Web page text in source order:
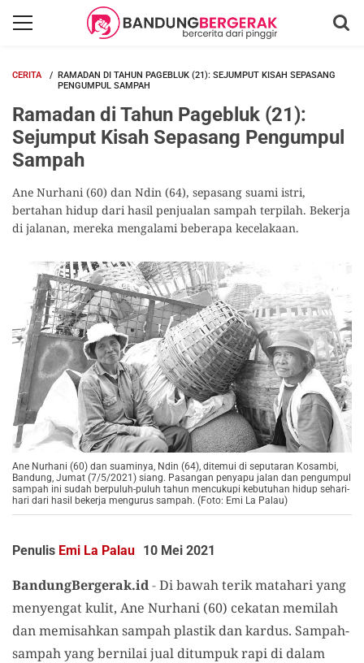
CERITA
RAMADAN DI TAHUN PAGEBLUK (21): SEJUMPUT KISAH SEPASANG
PENGUMPUL SAMPAH
Ramadan di Tahun Pagebluk (21):
Sejumput Kisah Sepasang Pengumpul
Sampah
Ane Nurhani (60) dan Ndin (64), sepasang suami istri,
bertahan hidup dari hasil penjualan sampah terpilah. Bekerja
di jalanan, mereka mengalami beberapa kecelakaan.
Ane Nurhani (60) dan suaminya, Ndin (64), ditemui di seputaran Kosambi,
Bandung, Jumat (7/5/2021) siang. Pasangan penyapu jalan dan pengumpul
sampah ini sudah berpuluh-puluh tahun mencukupi kebutuhan hidup sehari-
hari dari hasil bekerja mengurus sampah. (Foto: Emi La Palau)
Penulis Emi La Palau 10 Mei 2021
BandungBergerak.id-Di bawah terik matahari yang
menyengat kulit, Ane Nurhani (60) cekatan memilah
dan memisahkan sampah plastik dan kardus. Sampah-
sampah yang bernilai jual ditumpuk rapi di dalam